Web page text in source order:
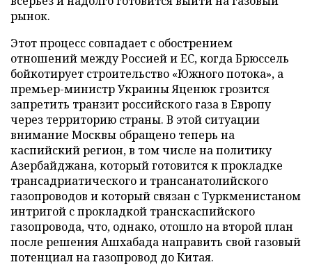
рынок.
Этот процесс совпадает с обострением
отношений между Россией и ЕС, когда Брюссель
бойкотирует строительство «Южного потока», а
премьер-министр Украины Яценюк грозится
запретить транзит российского газа в Европу
через территорию страны. В этой ситуации
внимание Москвы обращено теперь на
каспийский регион, в том числе на политику
Азербайджана, который готовится к прокладке
трансадриатического и трансанатолийского
газопроводов и который связан с Туркменистаном
интригой с прокладкой транскаспийского
газопровода, что, однако, отошло на второй план
после решения Ашхабада направить свой газовый
потенциал на газопровод до Китая.